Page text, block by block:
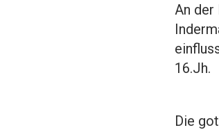
An der
16.Jh.
Die